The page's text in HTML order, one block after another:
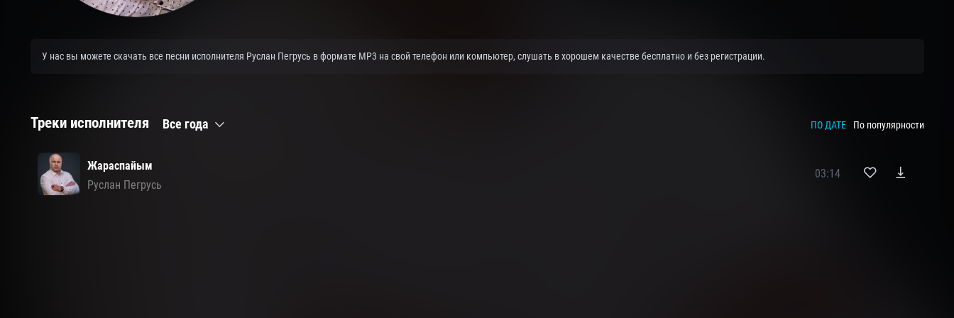
У нас вы можете скачать все песни исполнителя Руслан Пегрусь в формате MP3 на свой телефон или компьютер, слушать в хорошем качестве бесплатно и без регистрации.
Треки исполнителя Все года ПО ДАТЕ По популярности
Жараспайым
Руслан Пегрусь
03:14